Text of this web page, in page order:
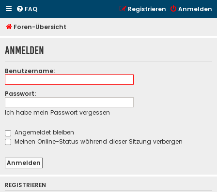
FAQ Anmelden
Registrieren
Foren-Übersicht
Anmelden
Benutzername:
Passwort:
Ich habe mein Passwort vergessen
Angemeldet bleiben
Meinen Online-Status während dieser Sitzung verbergen
REGISTRIEREN